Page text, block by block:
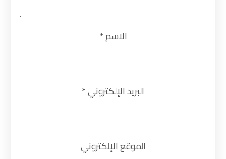
الاسم*
البريد الإلكتروني*
الموقع الإلكتروني